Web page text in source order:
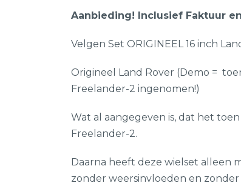
Aanbieding! Inclusief Faktuur
Velgen Set ORIGINEEL 16 inch
Origineel Land Rover (Demo =
Freelander-2 ingenomen!)
Wat al aangegeven is, dat het
Freelander-2.
Daarna heeft deze wielset alleen
zonder weersinvloeden en